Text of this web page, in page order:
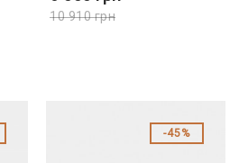
10 910грн
45%